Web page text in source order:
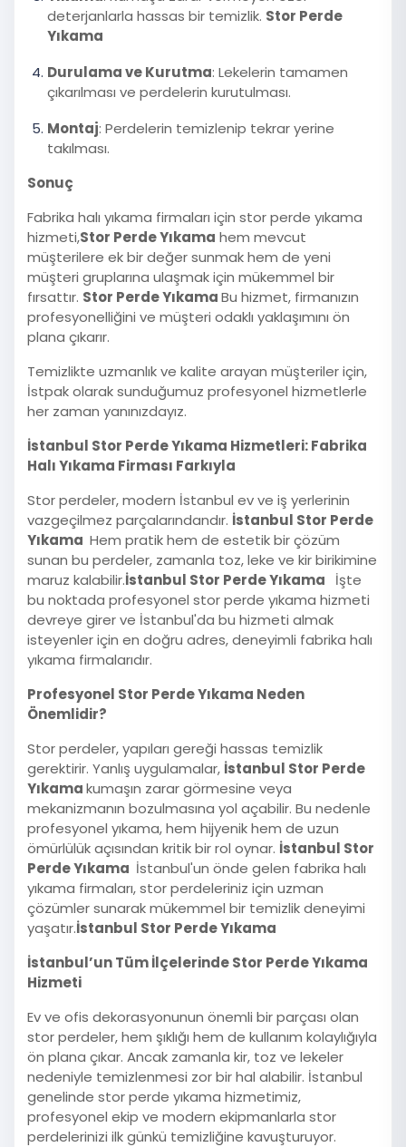
deterjanlarla hassas bir temizlik. Stor Perde
Yıkama
Durulama ve Kurutma: Lekelerin tamamen
çıkarılması ve perdelerin kurutulması.
Montaj: Perdelerin temizlenip tekrar yerine
takılması.
Sonuç
Fabrika halı yıkama firmaları için stor perde yıkama
hizmeti,Stor Perde Yıkama hem mevcut
müşterilere ek bir değer sunmak hem de yeni
müşteri gruplarına ulaşmak için mükemmel bir
fırsattır. Stor Perde YıkamaBu hizmet, firmanızın
profesyonelliğini ve müşteri odaklı yaklaşımını ön
plana çıkarır.
Temizlikte uzmanlık ve kalite arayan müşteriler için,
İstpak olarak sunduğumuz profesyonel hizmetlerle
her zaman yanınızdayız.
İstanbul Stor Perde Yıkama Hizmetleri: Fabrika
Halı Yıkama Firması Farkıyla
Stor perdeler, modern İstanbul ev ve iş yerlerinin
vazgeçilmez parçalarındandır. İstanbul Stor Perde
Yıkama Hem pratik hem de estetik bir çözüm
sunan bu perdeler, zamanla toz, leke ve kir birikimine
maruz kalabilir.İstanbul Stor Perde Yıkama
İşte
bu noktada profesyonel stor perde yıkama hizmeti
devreye girer ve İstanbul'da bu hizmeti almak
isteyenler için en doğru adres, deneyimli fabrika halı
yıkama firmalarıdır.
Profesyonel Stor Perde Yıkama Neden
Önemlidir?
Stor perdeler, yapıları gereği hassas temizlik
gerektirir. Yanlış uygulamalar, İstanbul Stor Perde
Yıkamakumaşın zarar görmesine veya
mekanizmanın bozulmasına yol açabilir. Bu nedenle
profesyonel yıkama, hem hijyenik hem de uzun
ömürlülük açısından kritik bir rol oynar. İstanbul Stor
Perde Yıkama İstanbul'un önde gelen fabrika halı
yıkama firmaları, stor perdeleriniz için uzman
çözümler sunarak mükemmel bir temizlik deneyimi
yaşatır.İstanbul Stor Perde Yıkama
İstanbul’un Tüm İlçelerinde Stor Perde Yıkama
Hizmeti
Ev ve ofis dekorasyonunun önemli bir parçası olan
stor perdeler, hem şıklığı hem de kullanım kolaylığıyla
ön plana çıkar. Ancak zamanla kir, toz ve lekeler
nedeniyle temizlenmesi zor bir hal alabilir. İstanbul
genelinde stor perde yıkama hizmetimiz,
profesyonel ekip ve modern ekipmanlarla stor
perdelerinizi ilk günkü temizliğine kavuşturuyor.